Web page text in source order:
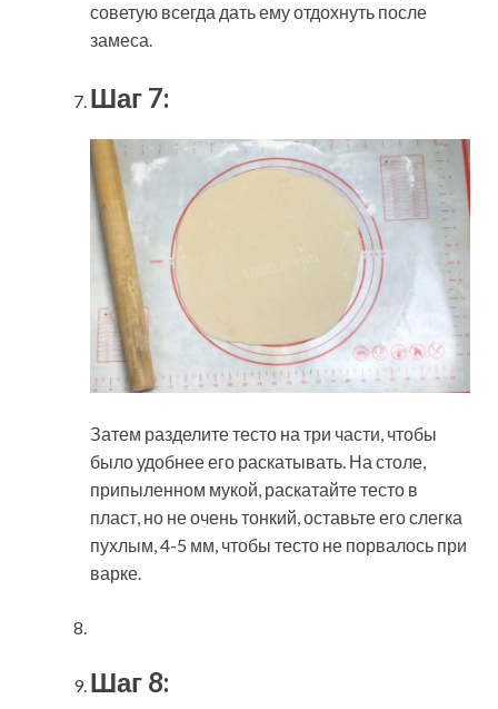
советую всегда дать ему отдохнуть после
замеса.
Шаг 7:
Затем разделите тесто на три части, чтобы
было удобнее его раскатывать. На столе,
припыленном мукой, раскатайте тесто в
пласт, но не очень тонкий, оставьте его слегка
пухлым, 4-5 мм, чтобы тесто не порвалось при
варке.
Шаг 8: